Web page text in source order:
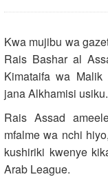
Kwa mujibu wa
Rais Bashar al
Kimataifa wa
jana Alkhamisi usiku.
Rais Assad
mfalme wa nchi
kushiriki kwenye
Arab League.